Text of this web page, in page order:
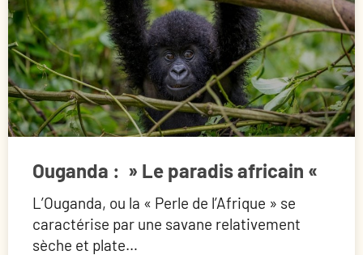
Ouganda : » Le paradis africain «
L’Ouganda, ou la « Perle de l’Afrique » se
caractérise par une savane relativement
sèche et plate…